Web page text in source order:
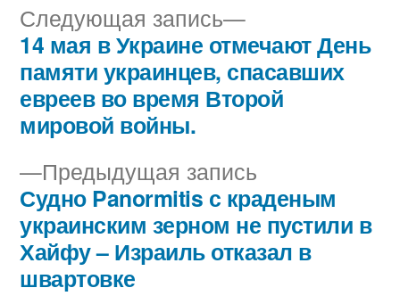
Навигация
по
записям
Предыдущая запись
запись:
Судно Panormitis с краденым
украинским зерном не пустили в
Хайфу – Израиль отказал в
швартовке
Следующая запись
Следующая
запись:
14 мая в Украине отмечают День
памяти украинцев, спасавших
евреев во время Второй
мировой войны.